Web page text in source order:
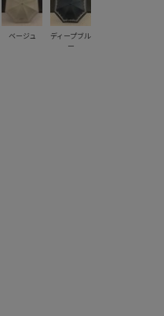
ベージュ
ディープブル
ー